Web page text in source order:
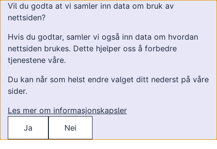
Vil du godta at vi samler inn data om bruk av
nettsiden?
Hvis du godtar, samler vi også inn data om hvordan
nettsiden brukes. Dette hjelper oss å forbedre
tjenestene våre.
Du kan når som helst endre valget ditt nederst på våre
sider.
Les mer om informasjonskapsler
Ja
Nei